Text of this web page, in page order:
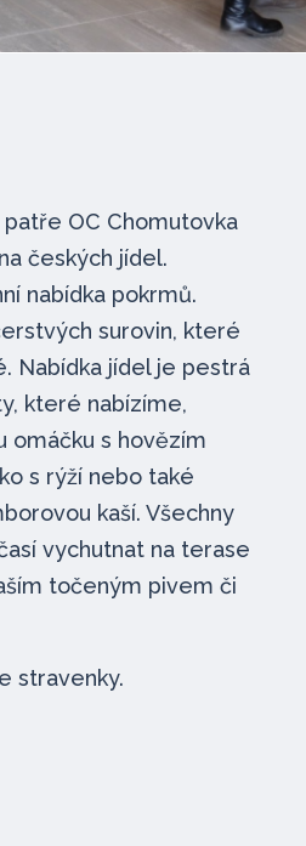
OC Chomutovka
českých jídel.
nabídka pokrmů.
surovin, které
Nabídka jídel je pestrá
které nabízíme,
omáčku s hovězím
s rýží nebo také
kaší. Všechny
vychutnat na terase
točeným pivem či
stravenky.